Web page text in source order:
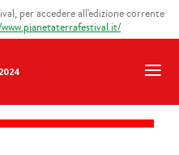
per accedere all'edizione corrente